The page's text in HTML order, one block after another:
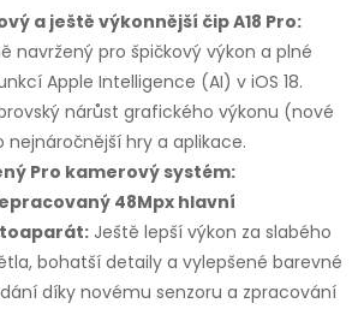
a ještě výkonnější čip A18 Pro:
navržený pro špičkový výkon a plné
Apple Intelligence (AI) v iOS 18.
nárůst grafického výkonu (nové
nejnáročnější hry a aplikace.
Pro kamerový systém:
48Mpx hlavní
Ještě lepší výkon za slabého
bohatší detaily a vylepšené barevné
díky novému senzoru a zpracování